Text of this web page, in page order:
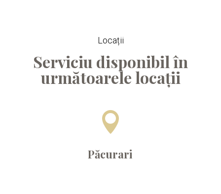
Locații
Serviciu disponibil în
următoarele locații

Păcurari